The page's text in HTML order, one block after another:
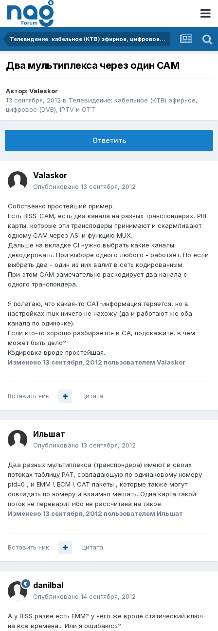
Телевидение: кабельное (КТВ) эфирное, цифровое (DVB), IPTV и OTT
Два мультиплекса через один CAM
Автор: Valaskor
13 сентября, 2012 в Телевидение: кабельное (КТВ) эфирное,
цифровое (DVB), IPTV и OTT
Ответить
Valaskor
Опубликовано 13 сентября, 2012
Собственно простейший пример:
Есть BISS-CAM, есть два канала на разных транспондерах, PBI
карты, которые эти трансподеры принимают и скармливают
одному CAM через ASI и функцию MUX.
Дальше на вкладке CI нужно выбрать какие каналы
декодировать. При выборе одного любого - работает. Но если
выбрать два - один из них валит в сеть кодированным.
При этом CAM замечательно раскодирует два канала с
одного транспондера.
Я полагаю, что какая-то CAT-информация теряется, но в
настройках mux ничего не нахожу (да и работают же оба
канала по одиночке).
Если кто-то хорошо разбирается в CA, подскажите, в чем
может быть дело?
Кодировка вроде простейшая.
Изменено 13 сентября, 2012 пользователем Valaskor
Вставить ник Цитата
Ильшат
Опубликовано 13 сентября, 2012
Два разных мультиплекса (транспондера) имеют в своих
потоках таблицу PAT, совпадающую по одинаковому номеру
pid=0 , и EMM \ ECM \ CAT пакеты , которые также могут
совпадать по номеру и взаимно мешать. Одна карта такой
поток не переварит ибо не рассчитана на такое.
Изменено 13 сентября, 2012 пользователем Ильшат
Вставить ник Цитата
danilbal
Опубликовано 14 сентября, 2012
А у BISS разве есть EMM? у него же вроде статический ключ
на все времена... Или я ошибаюсь?